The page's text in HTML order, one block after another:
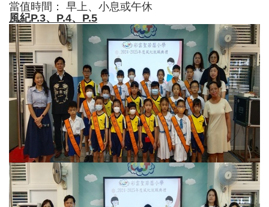
當值時間： 早上、小息或午休
風紀P.3、P.4、P.5